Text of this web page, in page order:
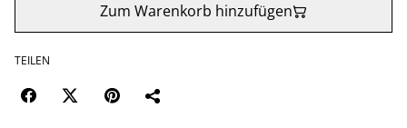
Zum Warenkorb hinzufügen
TEILEN